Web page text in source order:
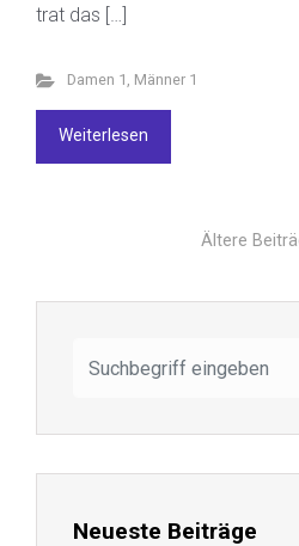
trat das […]
Damen 1 , Männer 1
Weiterlesen
Ältere
Neueste Beiträge